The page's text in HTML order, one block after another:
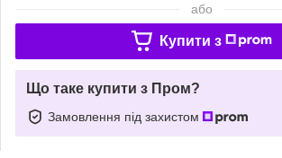
або
Купити з
Що таке купити з Пром?
Замовлення під захистом